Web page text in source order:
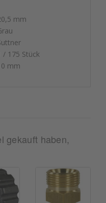
mm
/ 175 Stück
mm
gekauft haben,